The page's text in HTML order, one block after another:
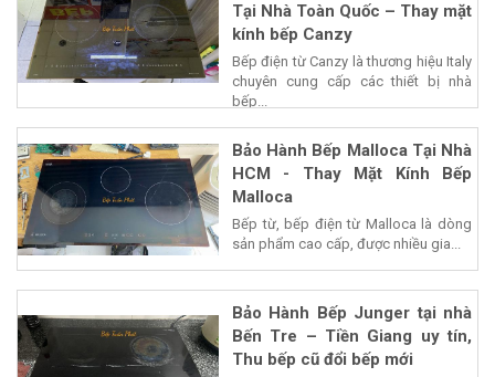
Tại Nhà Toàn Quốc – Thay mặt
kính bếp Canzy
Bếp điện từ Canzy là thương hiệu Italy
chuyên cung cấp các thiết bị nhà
bếp...
Bảo Hành Bếp Malloca Tại Nhà
HCM - Thay Mặt Kính Bếp
Malloca
Bếp từ, bếp điện từ Malloca là dòng
sản phẩm cao cấp, được nhiều gia...
Bảo Hành Bếp Junger tại nhà
Bến Tre – Tiền Giang uy tín,
Thu bếp cũ đổi bếp mới